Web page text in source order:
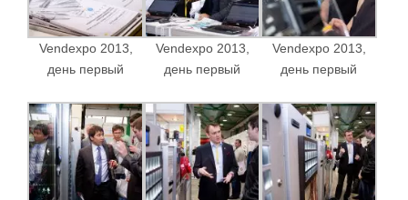
Vendexpo 2013,
день первый
Vendexpo 2013,
день первый
Vendexpo 2013,
день первый